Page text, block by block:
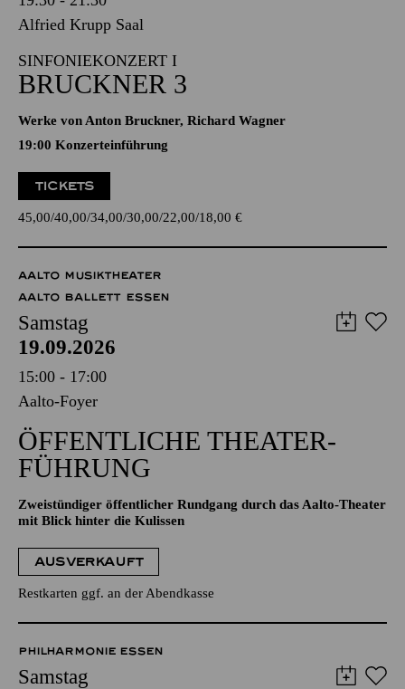
Alfried Krupp Saal
SINFONIEKONZERT I
BRUCKNER 3
Werke von Anton Bruckner, Richard Wagner
19:00 Konzerteinführung
TICKETS
45,00 40,00 34,00 30,00 22,00 18,00 €
AALTO MUSIKTHEATER
AALTO BALLETT ESSEN
Samstag
19.09.2026
15:00 - 17:00
Aalto-Foyer
ÖFFENTLICHE THEATER­
FÜHRUNG
Zweistündiger öffentlicher Rundgang durch das Aalto-Theater
mit Blick hinter die Kulissen
AUSVERKAUFT
Restkarten ggf. an der Abendkasse
PHILHARMONIE ESSEN
Samstag